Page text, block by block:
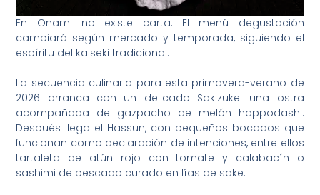
En Onami no existe carta. El menú degustación
cambiará según mercado y temporada, siguiendo el
espíritu del kaiseki tradicional.
La secuencia culinaria para esta primavera-verano de
2026 arranca con un delicado Sakizuke: una ostra
acompañada de gazpacho de melón happodashi.
Después llega el Hassun, con pequeños bocados que
funcionan como declaración de intenciones, entre ellos
tartaleta de atún rojo con tomate y calabacín o
sashimi de pescado curado en lías de sake.